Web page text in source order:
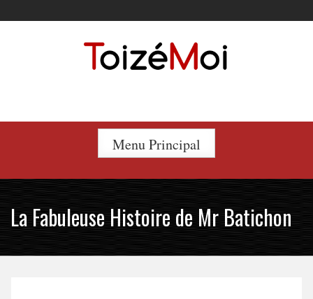
to
Menu Principal
La Fabuleuse Histoire de Mr Batichon